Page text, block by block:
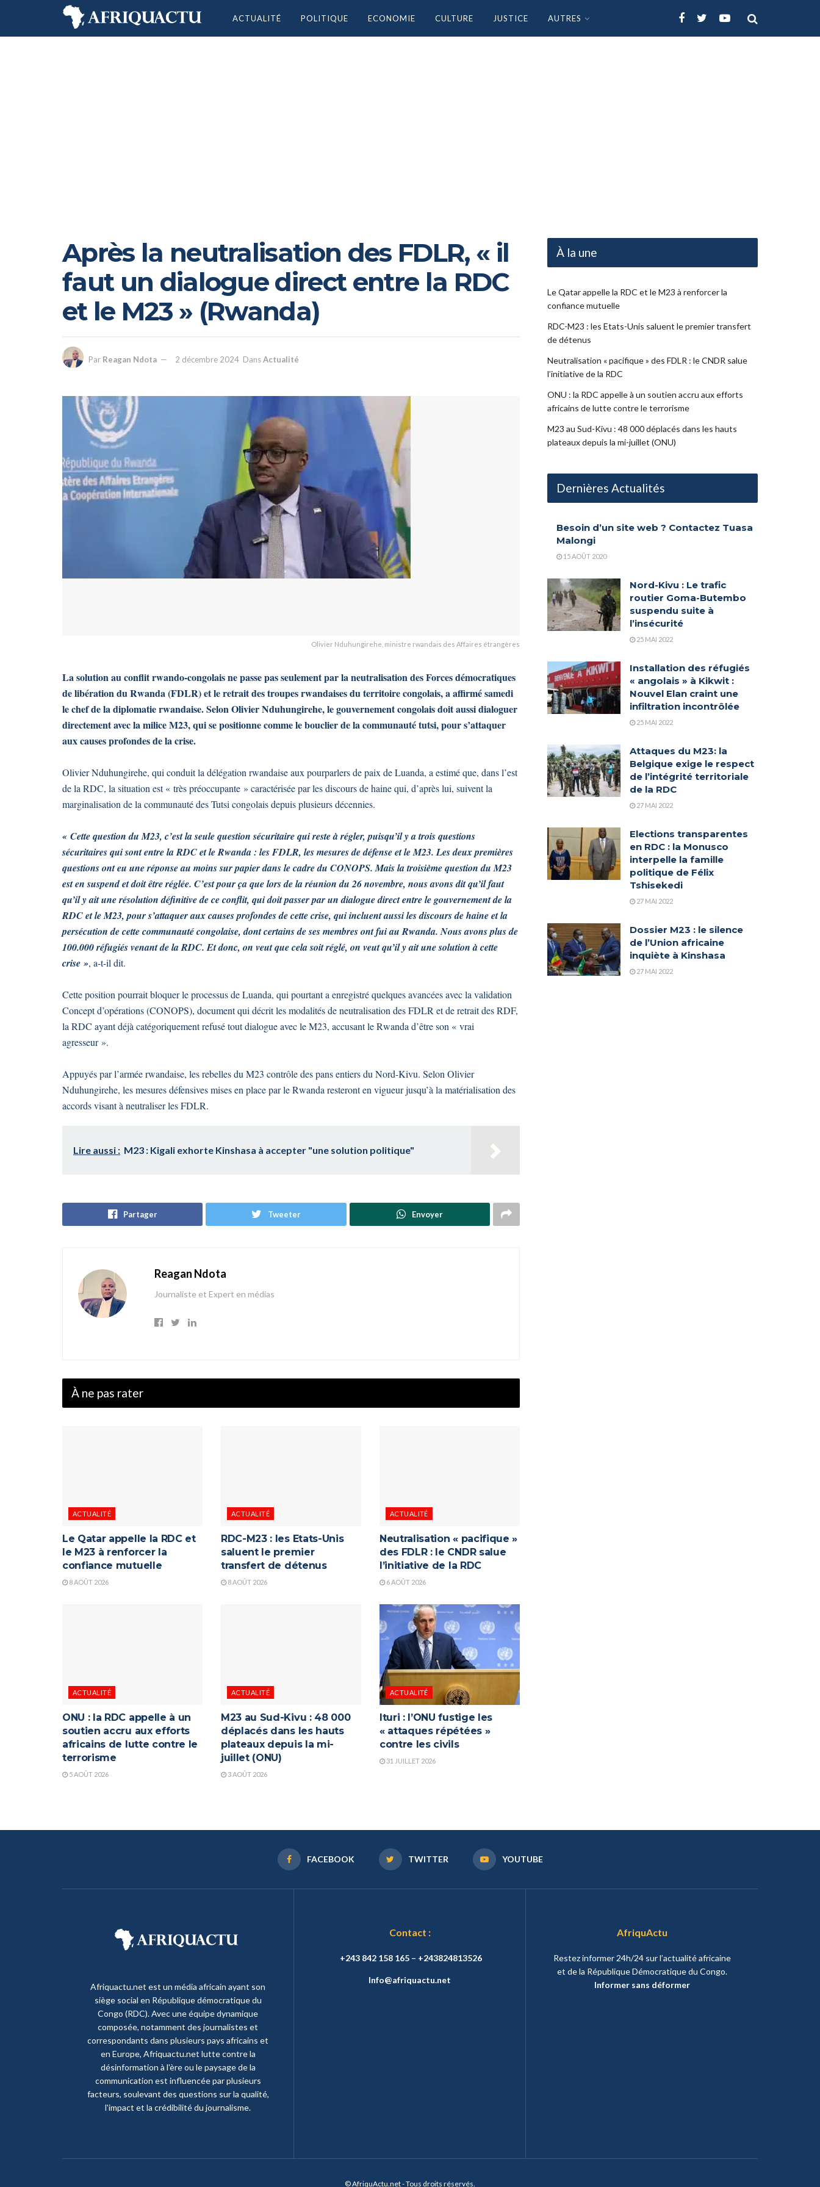
ACTUALITÉ POLITIQUE ECONOMIE CULTURE JUSTICE AUTRES
Après la neutralisation des FDLR, « il
faut un dialogue direct entre la RDC
et le M23 » (Rwanda)
Par Reagan Ndota 2 décembre 2024 DansActualité
Olivier Nduhungirehe, ministre rwandais des Affaires étrangères
La solution au conflit rwando-congolais ne passe pas seulement par la neutralisation des Forces démocratiques
de libération du Rwanda (FDLR) et le retrait des troupes rwandaises du territoire congolais, a affirmé samedi
le chef de la diplomatie rwandaise. Selon Olivier Nduhungirehe, le gouvernement congolais doit aussi dialoguer
directement avec la milice M23, qui se positionne comme le bouclier de la communauté tutsi, pour s’attaquer
aux causes profondes de la crise.
Olivier Nduhungirehe, qui conduit la délégation rwandaise aux pourparlers de paix de Luanda, a estimé que, dans l’est
de la RDC, la situation est « très préoccupante » caractérisée par les discours de haine qui, d’après lui, suivent la
marginalisation de la communauté des Tutsi congolais depuis plusieurs décennies.
« Cette question du M23, c’est la seule question sécuritaire qui reste à régler, puisqu’il y a trois questions
sécuritaires qui sont entre la RDC et le Rwanda : les FDLR, les mesures de défense et le M23. Les deux premières
questions ont eu une réponse au moins sur papier dans le cadre du CONOPS. Mais la troisième question du M23
est en suspend et doit être réglée. C’est pour ça que lors de la réunion du 26 novembre, nous avons dit qu’il faut
qu’il y ait une résolution définitive de ce conflit, qui doit passer par un dialogue direct entre le gouvernement de la
RDC et le M23, pour s’attaquer aux causes profondes de cette crise, qui incluent aussi les discours de haine et la
persécution de cette communauté congolaise, dont certains de ses membres ont fui au Rwanda. Nous avons plus de
100.000 réfugiés venant de la RDC. Et donc, on veut que cela soit réglé, on veut qu’il y ait une solution à cette
crise », a-t-il dit.
Cette position pourrait bloquer le processus de Luanda, qui pourtant a enregistré quelques avancées avec la validation
Concept d’opérations (CONOPS), document qui décrit les modalités de neutralisation des FDLR et de retrait des RDF,
la RDC ayant déjà catégoriquement refusé tout dialogue avec le M23, accusant le Rwanda d’être son « vrai
agresseur ».
Appuyés par l’armée rwandaise, les rebelles du M23 contrôle des pans entiers du Nord-Kivu. Selon Olivier
Nduhungirehe, les mesures défensives mises en place par le Rwanda resteront en vigueur jusqu’à la matérialisation des
accords visant à neutraliser les FDLR.
Lire aussi : M23 : Kigali exhorte Kinshasa à accepter "une solution politique"
Partager Tweeter Envoyer
Reagan Ndota
Journaliste et Expert en médias
À ne pas rater
ACTUALITÉ
Le Qatar appelle la RDC et
le M23 à renforcer la
confiance mutuelle
8 AOÛT 2026
ACTUALITÉ
RDC-M23 : les Etats-Unis
saluent le premier
transfert de détenus
8 AOÛT 2026
ACTUALITÉ
Neutralisation « pacifique »
des FDLR : le CNDR salue
l’initiative de la RDC
6 AOÛT 2026
ACTUALITÉ
ONU : la RDC appelle à un
soutien accru aux efforts
africains de lutte contre le
terrorisme
5 AOÛT 2026
ACTUALITÉ
M23 au Sud-Kivu : 48 000
déplacés dans les hauts
plateaux depuis la mi-
juillet (ONU)
3 AOÛT 2026
ACTUALITÉ
Ituri : l’ONU fustige les
« attaques répétées »
contre les civils
31 JUILLET 2026
À la une
Le Qatar appelle la RDC et le M23 à renforcer la
confiance mutuelle
RDC-M23 : les Etats-Unis saluent le premier transfert
de détenus
Neutralisation « pacifique » des FDLR : le CNDR salue
l’initiative de la RDC
ONU : la RDC appelle à un soutien accru aux efforts
africains de lutte contre le terrorisme
M23 au Sud-Kivu : 48 000 déplacés dans les hauts
plateaux depuis la mi-juillet (ONU)
Dernières Actualités
Besoin d’un site web ? Contactez Tuasa
Malongi
15 AOÛT 2020
Nord-Kivu : Le trafic
routier Goma-Butembo
suspendu suite à
l’insécurité
25 MAI 2022
Installation des réfugiés
« angolais » à Kikwit :
Nouvel Elan craint une
infiltration incontrôlée
25 MAI 2022
Attaques du M23: la
Belgique exige le respect
de l’intégrité territoriale
de la RDC
27 MAI 2022
Elections transparentes
en RDC : la Monusco
interpelle la famille
politique de Félix
Tshisekedi
27 MAI 2022
Dossier M23 : le silence
de l’Union africaine
inquiète à Kinshasa
27 MAI 2022
FACEBOOK TWITTER YOUTUBE
Afriquactu.net est un média africain ayant son
siège social en République démocratique du
Congo (RDC). Avec une équipe dynamique
composée, notamment des journalistes et
correspondants dans plusieurs pays africains et
en Europe, Afriquactu.net lutte contre la
désinformation à l'ère ou le paysage de la
communication est influencée par plusieurs
facteurs, soulevant des questions sur la qualité,
l'impact et la crédibilité du journalisme.
Contact :
+243 842 158 165 – +243824813526
Info@afriquactu.net
AfriquActu
Restez informer 24h/24 sur l’actualité africaine
et de la République Démocratique du Congo.
Informer sans déformer
© AfriquActu.net - Tous droits réservés.